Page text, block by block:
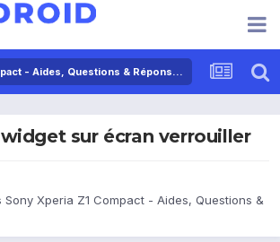
Sony Xperia Z1 Compact - Aides, Questions & Réponses
sur écran verrouiller
Sony Xperia Z1 Compact - Aides, Questions &